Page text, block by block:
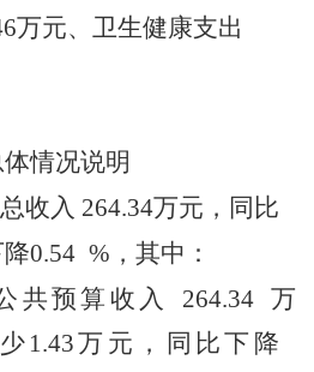
万元、卫生健康支出
情况说明
收入 264.34万元， 同比
0.54 %，其中：
共预算 收入 264.34 万
1.43万元，同比下降